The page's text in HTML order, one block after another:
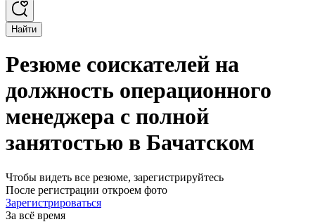
Найти
Резюме соискателей на
должность операционного
менеджера с полной
занятостью в Бачатском
Чтобы видеть все резюме, зарегистрируйтесь
После регистрации откроем фото
Зарегистрироваться
За всё время